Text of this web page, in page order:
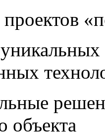
проектов
объекта